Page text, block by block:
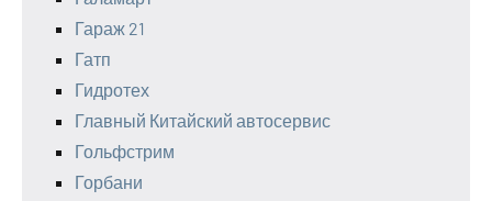
Гараж 21
Гатп
Гидротех
Главный Китайский автосервис
Гольфстрим
Горбани